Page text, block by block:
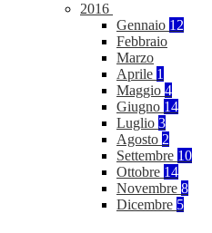
2016
Gennaio 12
Febbraio
Marzo
Aprile 1
Maggio 4
Giugno 14
Luglio 3
Agosto 2
Settembre 10
Ottobre 14
Novembre 8
Dicembre 5